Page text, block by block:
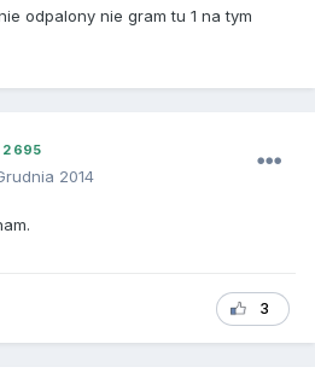
odpalony nie gram tu 1 na tym
2 695
2014
3